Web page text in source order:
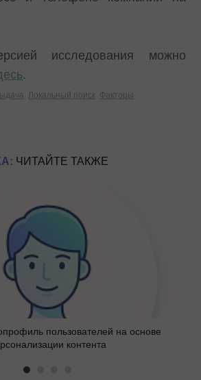
исследования можно
.
Локальный поиск Факторы
ЧИТАЙТЕ ТАКЖЕ
пользователей на основе
контента